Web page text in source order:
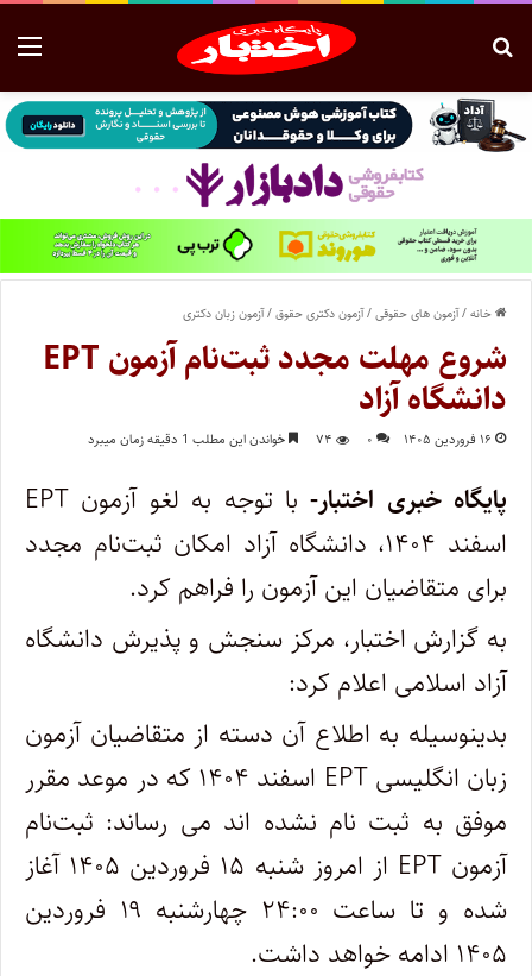
خانه/آزمون های حقوقی/آزمون دکتری حقوق/آزمون زبان دکتری
شروع مهلت مجدد ثبت‌نام آزمون EPT
دانشگاه آزاد
۱۶ فروردین ۱۴۰۵ ۰ ۷۴ خواندن این مطلب 1 دقیقه زمان میبرد
پایگاه خبری اختبار-
با توجه به لغو آزمون EPT
اسفند ۱۴۰۴، دانشگاه آزاد امکان ثبت‌نام مجدد
برای متقاضیان این آزمون را فراهم کرد.
به گزارش اختبار، مرکز سنجش و پذیرش دانشگاه
آزاد اسلامی اعلام کرد:
بدینوسیله به اطلاع آن دسته از متقاضیان آزمون
زبان انگلیسی EPT اسفند ۱۴۰۴ که در موعد مقرر
موفق به ثبت نام نشده اند می رساند: ثبت‌نام
آزمون EPT از امروز شنبه ۱۵ فروردین ۱۴۰۵ آغاز
شده و تا ساعت ۲۴:۰۰ چهارشنبه ۱۹ فروردین
۱۴۰۵ ادامه خواهد داشت.